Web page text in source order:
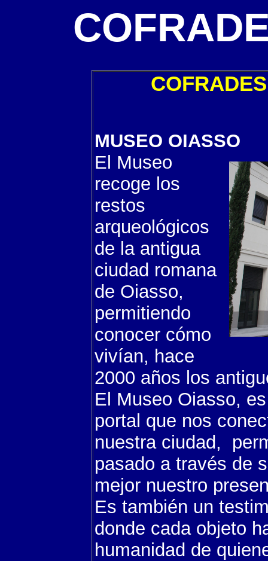
MUSEO OIASSO
El Museo
recoge los
restos
arqueológicos
de la antigua
ciudad romana
de Oiasso,
permitiendo
conocer cómo
vivían, hace
2000 años los
El Museo Oiasso,
portal que nos
nuestra ciudad,
pasado a través de
mejor nuestro
Es también un
donde cada objeto
humanidad de